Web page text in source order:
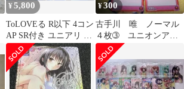
¥5,800
ToLOVEる R以下 4コン
AP SR付き ユニアリ ユ
ニオンアリーナ
¥300
古手川 唯 ノーマル
４枚➂ ユニオンアリ
ーナ